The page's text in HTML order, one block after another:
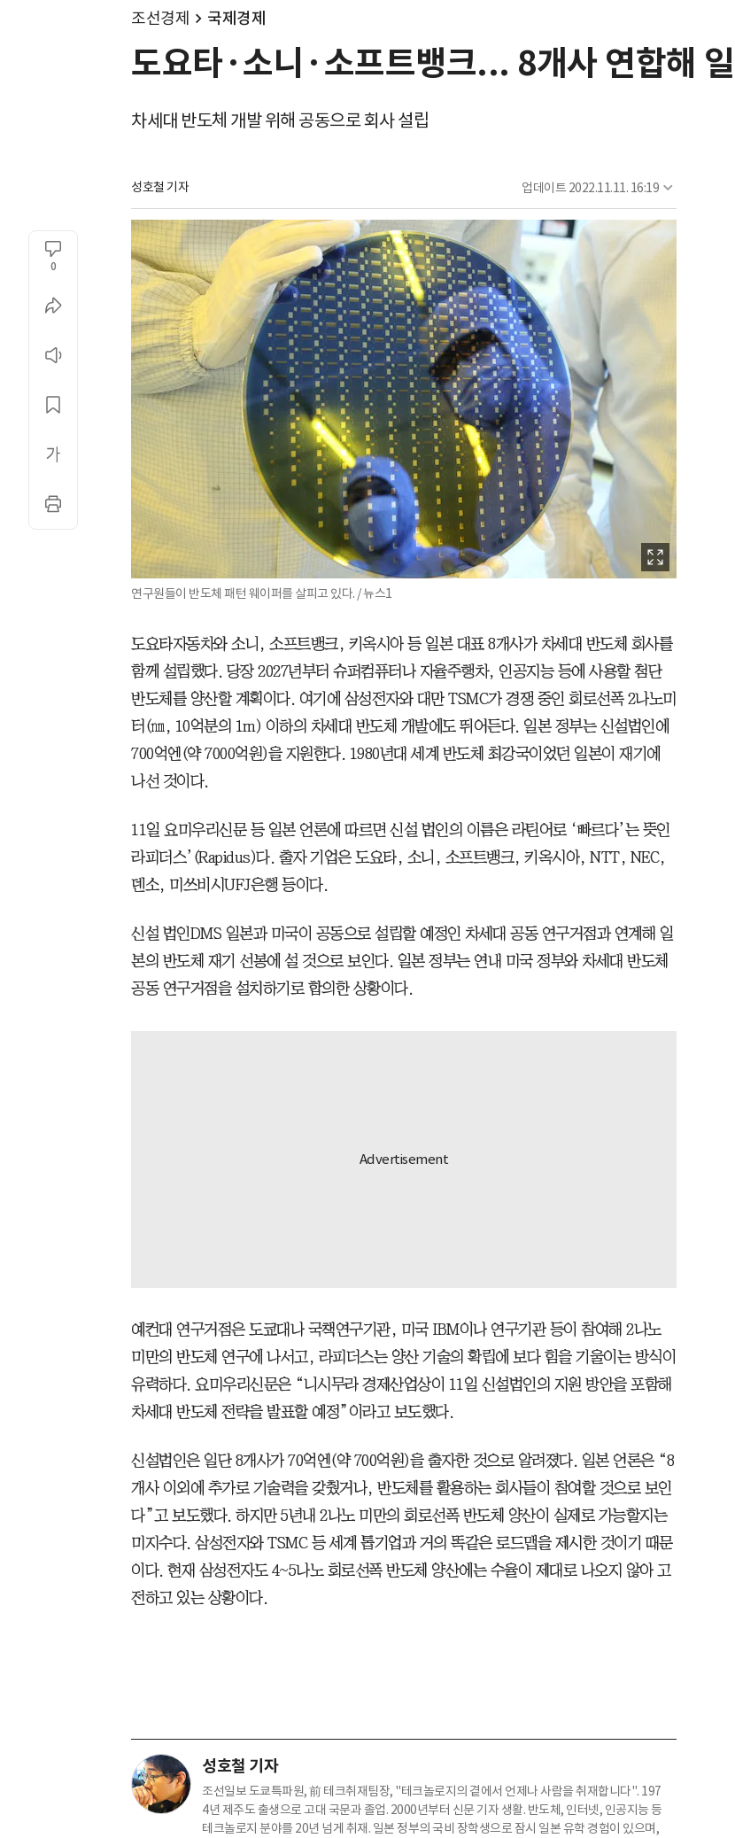
조선경제 국제경제
도요타·소니·소프트뱅크... 8개사 연합해
차세대 반도체 개발 위해 공동으로 회사 설립
성호철 기자 업데이트 2022.11.11. 16:19
0
연구원들이 반도체 패턴 웨이퍼를 살피고 있다. / 뉴스1
도요타자동차와 소니, 소프트뱅크, 키옥시아 등 일본 대표 8개사가 차세대 반도체 회사를
함께 설립했다. 당장 2027년부터 슈퍼컴퓨터나 자율주행차, 인공지능 등에 사용할 첨단
반도체를 양산할 계획이다. 여기에 삼성전자와 대만 TSMC가 경쟁 중인 회로선폭 2나노미
터(㎚, 10억분의 1m) 이하의 차세대 반도체 개발에도 뛰어든다. 일본 정부는 신설법인에
700억엔(약 7000억원)을 지원한다. 1980년대 세계 반도체 최강국이었던 일본이 재기에
나선 것이다.
11일 요미우리신문 등 일본 언론에 따르면 신설 법인의 이름은 라틴어로 ‘빠르다’는 뜻인
라피더스’(Rapidus)다. 출자 기업은 도요타, 소니, 소프트뱅크, 키옥시아, NTT, NEC,
덴소, 미쓰비시UFJ은행 등이다.
신설 법인DMS 일본과 미국이 공동으로 설립할 예정인 차세대 공동 연구거점과 연계해 일
본의 반도체 재기 선봉에 설 것으로 보인다. 일본 정부는 연내 미국 정부와 차세대 반도체
공동 연구거점을 설치하기로 합의한 상황이다.
예컨대 연구거점은 도쿄대나 국책연구기관, 미국 IBM이나 연구기관 등이 참여해 2나노
미만의 반도체 연구에 나서고, 라피더스는 양산 기술의 확립에 보다 힘을 기울이는 방식이
유력하다. 요미우리신문은 “니시무라 경제산업상이 11일 신설법인의 지원 방안을 포함해
차세대 반도체 전략을 발표할 예정”이라고 보도했다.
신설법인은 일단 8개사가 70억엔(약 700억원)을 출자한 것으로 알려졌다. 일본 언론은 “8
개사 이외에 추가로 기술력을 갖췄거나, 반도체를 활용하는 회사들이 참여할 것으로 보인
다”고 보도했다. 하지만 5년내 2나노 미만의 회로선폭 반도체 양산이 실제로 가능할지는
미지수다. 삼성전자와 TSMC 등 세계 톱기업과 거의 똑같은 로드맵을 제시한 것이기 때문
이다. 현재 삼성전자도 4~5나노 회로선폭 반도체 양산에는 수율이 제대로 나오지 않아 고
전하고 있는 상황이다.
성호철 기자
조선일보 도쿄특파원, 前 테크취재팀장, "테크놀로지의 곁에서 언제나 사람을 취재합니다". 197
4년 제주도 출생으로 고대 국문과 졸업. 2000년부터 신문 기자 생활. 반도체, 인터넷, 인공지능 등
테크놀로지 분야를 20년 넘게 취재. 일본 정부의 국비 장학생으로 잠시 일본 유학 경험이 있으며,